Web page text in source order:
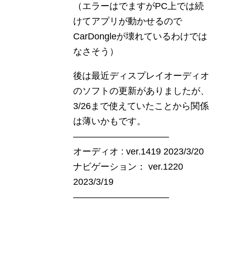
（エラーはでますがPC上では続
けてアプリが動かせるので
CarDongleが壊れているわけでは
なさそう）
後は最近ディスプレイオーディオ
のソフトの更新がありましたが、
3/26まで使えていたことから関係
は薄いかもです。
——————————–
オーディオ : ver.1419 2023/3/20
ナビゲーション： ver.1220
2023/3/19
——————————–